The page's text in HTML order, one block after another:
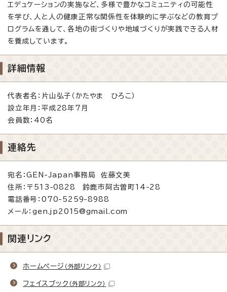
エデュケーションの実施など、多様で豊かなコミュニティの可能性
を学び、人と人の健康正常な関係性を体験的に学ぶなどの教育プ
ログラムを通して、各地の街づくりや地域づくりが実践できる人材
を養成しています。
詳細情報
代表者名：片山弘子（かたやま ひろこ）
設立年月：平成28年7月
会員数：40名
連絡先
宛名：GEN-Japan事務局 佐藤文美
住所：〒513-0828 鈴鹿市阿古曽町14-28
電話番号：070-5259-8988
メール：gen.jp2015@gmail.com
関連リンク
ホームページ （外部リンク）
フェイスブック （外部リンク）